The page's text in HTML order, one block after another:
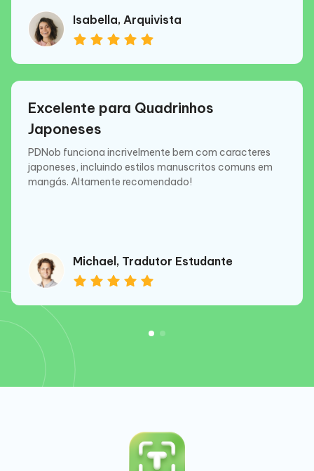
Isabella, Arquivista
Excelente para Quadrinhos
Japoneses
PDNob funciona incrivelmente bem com caracteres
japoneses, incluindo estilos manuscritos comuns em
mangás. Altamente recomendado!
Michael, Tradutor Estudante